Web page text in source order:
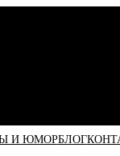
И ЮМОРБЛОГ